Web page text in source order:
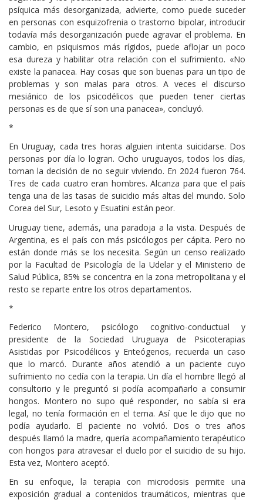
psíquica más desorganizada, advierte, como puede suceder
en personas con esquizofrenia o trastorno bipolar, introducir
todavía más desorganización puede agravar el problema. En
cambio, en psiquismos más rígidos, puede aflojar un poco
esa dureza y habilitar otra relación con el sufrimiento. «No
existe la panacea. Hay cosas que son buenas para un tipo de
problemas y son malas para otros. A veces el discurso
mesiánico de los psicodélicos que pueden tener ciertas
personas es de que sí son una panacea», concluyó.
*
En Uruguay, cada tres horas alguien intenta suicidarse. Dos
personas por día lo logran. Ocho uruguayos, todos los días,
toman la decisión de no seguir viviendo. En 2024 fueron 764.
Tres de cada cuatro eran hombres. Alcanza para que el país
tenga una de las tasas de suicidio más altas del mundo. Solo
Corea del Sur, Lesoto y Esuatini están peor.
Uruguay tiene, además, una paradoja a la vista. Después de
Argentina, es el país con más psicólogos per cápita. Pero no
están donde más se los necesita. Según un censo realizado
por la Facultad de Psicología de la Udelar y el Ministerio de
Salud Pública, 85% se concentra en la zona metropolitana y el
resto se reparte entre los otros departamentos.
*
Federico Montero, psicólogo cognitivo-conductual y
presidente de la Sociedad Uruguaya de Psicoterapias
Asistidas por Psicodélicos y Enteógenos, recuerda un caso
que lo marcó. Durante años atendió a un paciente cuyo
sufrimiento no cedía con la terapia. Un día el hombre llegó al
consultorio y le preguntó si podía acompañarlo a consumir
hongos. Montero no supo qué responder, no sabía si era
legal, no tenía formación en el tema. Así que le dijo que no
podía ayudarlo. El paciente no volvió. Dos o tres años
después llamó la madre, quería acompañamiento terapéutico
con hongos para atravesar el duelo por el suicidio de su hijo.
Esta vez, Montero aceptó.
En su enfoque, la terapia con microdosis permite una
exposición gradual a contenidos traumáticos, mientras que